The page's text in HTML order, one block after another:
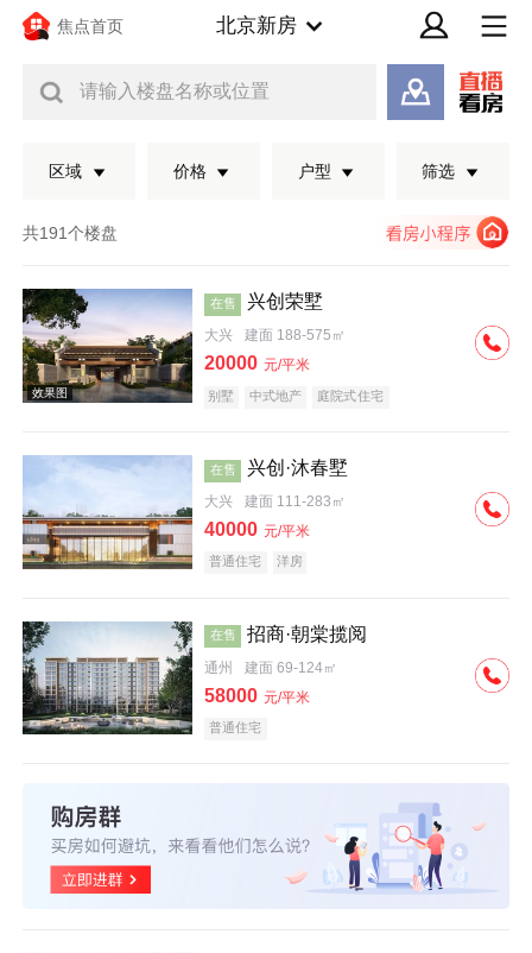
焦点首页 北京新房
请输入楼盘名称或位置
区域 价格 户型 筛选
共191个楼盘
效果图
在售 兴创荣墅
大兴 建面 188-575㎡
20000 元/平米
别墅 中式地产 庭院式住宅
在售 兴创·沐春墅
大兴 建面 111-283㎡
40000 元/平米
普通住宅 洋房
在售 招商·朝棠揽阅
通州 建面 69-124㎡
58000 元/平米
普通住宅